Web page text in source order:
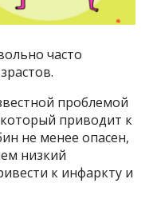
часто
проблемой
который приводит к
не менее опасен,
низкий
к инфаркту и